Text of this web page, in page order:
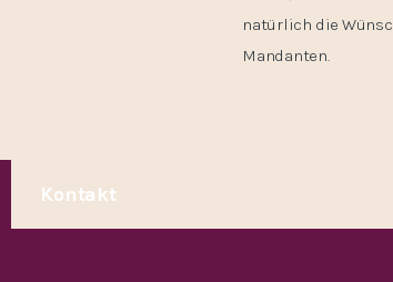
natürlich die
Mandanten.
Kontakt